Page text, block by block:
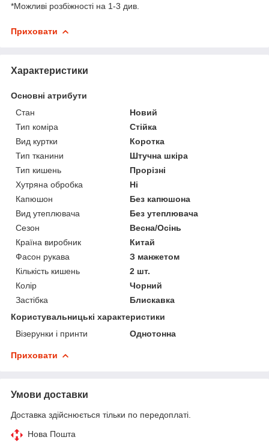
*Можливі розбіжності на 1-3 див.
Приховати
Характеристики
Основні атрибути
Стан
Новий
Тип коміра
Стійка
Вид куртки
Коротка
Тип тканини
Штучна шкіра
Тип кишень
Прорізні
Хутряна обробка
Ні
Капюшон
Без капюшона
Вид утеплювача
Без утеплювача
Сезон
Весна/Осінь
Країна виробник
Китай
Фасон рукава
З манжетом
Кількість кишень
2 шт.
Колір
Чорний
Застібка
Блискавка
Користувальницькі характеристики
Візерунки і принти
Однотонна
Приховати
Умови доставки
Доставка здійснюється тільки по передоплаті.
Нова Пошта